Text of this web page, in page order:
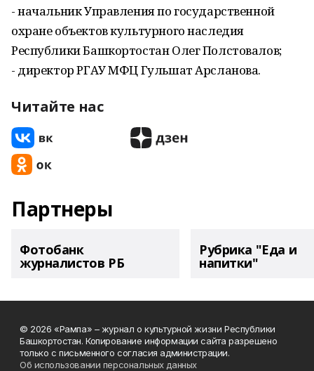
- начальник Управления по государственной
охране объектов культурного наследия
Республики Башкортостан Олег Полстовалов;
- директор РГАУ МФЦ Гульшат Арсланова.
Читайте нас
Партнеры
Фотобанк
журналистов РБ
Рубрика "Еда и
напитки"
© 2026 «Рампа» – журнал о культурной жизни Республики
Башкортостан. Копирование информации сайта разрешено
только с письменного согласия администрации.
Об использовании персональных данных